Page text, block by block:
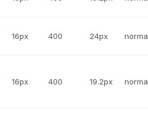
16px 400 24px
16px 400 19.2px